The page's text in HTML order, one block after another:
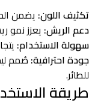
تكثيف اللون: يضمن
دعم الريش: يعزز نمو
سهولة الاستخدام:
جودة احترافية: صُمم
للطائر.
طريقة